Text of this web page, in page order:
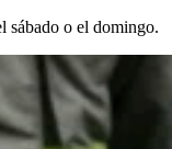
sábado o el domingo.